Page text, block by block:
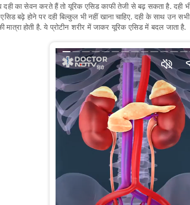
का सेवन करते हैं तो यूरिक एसिड काफी तेजी से बढ़ सकता है. दही भी
बढ़े होने पर दही बिल्कुल भी नहीं खाना चाहिए. दही के साथ उन
मात्रा होती है. ये प्रोटीन शरीर में जाकर यूरिक एसिड में बदल जाता है.